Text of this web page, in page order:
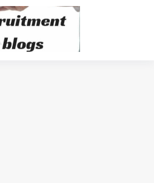
DIRECT, f08c47fec0942fa0